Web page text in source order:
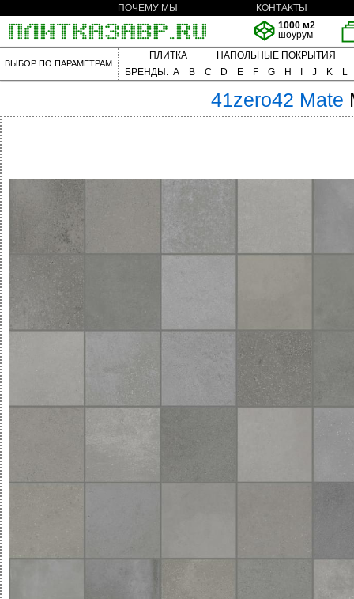
ПОЧЕМУ МЫ
КОНТАКТЫ
1000 м2
шоурум
ВЫБОР ПО ПАРАМЕТРАМ
ПЛИТКА
НАПОЛЬНЫЕ ПОКРЫТИЯ
БРЕНДЫ: A B C D E F G H J K L
41zero42 Mate